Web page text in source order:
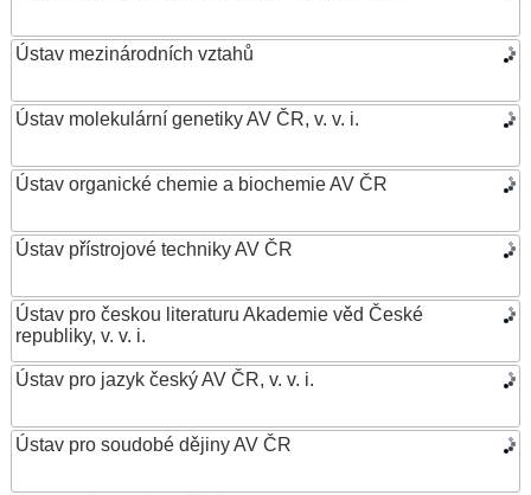
Ústav mezinárodních vztahů
Ústav molekulární genetiky AV ČR, v. v. i.
Ústav organické chemie a biochemie AV ČR
Ústav přístrojové techniky AV ČR
Ústav pro českou literaturu Akademie věd České
republiky, v. v. i.
Ústav pro jazyk český AV ČR, v. v. i.
Ústav pro soudobé dějiny AV ČR